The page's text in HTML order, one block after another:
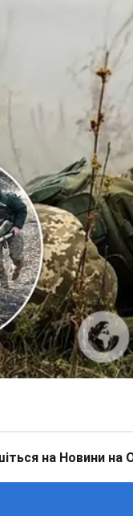
на Новини на